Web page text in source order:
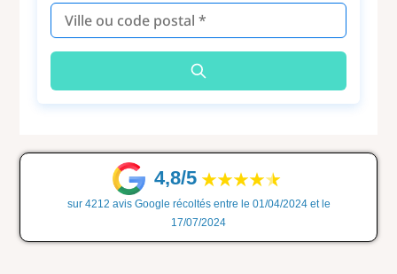
4,8/5
sur 4212 avis Google récoltés entre le 01/04/2024 et le
17/07/2024